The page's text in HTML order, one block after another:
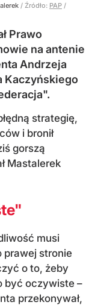
/ Źródło: PAP /
Prawo
na antenie
Andrzeja
Kaczyńskiego
strategię,
i bronił
gorszą
Mastalerek
musi
prawej stronie
o to, żeby
być oczywiste –
przekonywał,